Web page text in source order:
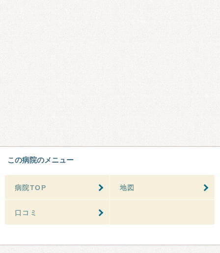
この病院のメニュー
病院TOP 地図
口コミ